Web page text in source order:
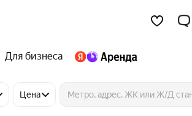
Для бизнеса
Цена